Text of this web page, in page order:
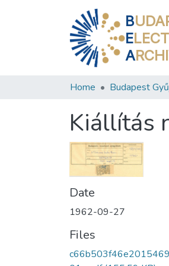
B
E
A
Home Budapest
Kiállítás
Date
1962-09-27
Files